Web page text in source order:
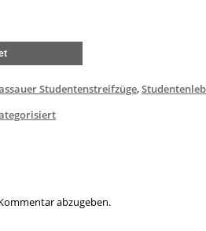
Studentenstreifzüge,
abzugeben.